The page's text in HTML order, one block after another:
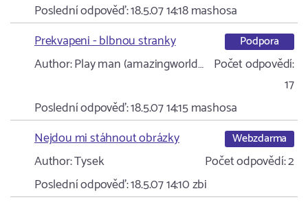
Poslední odpověď:18.5.07 14:18mashosa
Prekvapeni - blbnou stranky
Podpora
Author:Play man (amazingworld… Počet odpovědí:
17
Poslední odpověď:18.5.07 14:15mashosa
Nejdou mi stáhnout obrázky
Webzdarma
Author:Tysek Počet odpovědí:2
Poslední odpověď:18.5.07 14:10zbi